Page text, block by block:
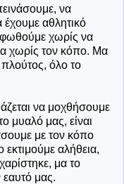
να
αθλητικό
χωρίς να
χωρίς τον κόπο. Μα
όλο το
να μοχθήσουμε
μυαλό μας, είναι
με τον κόπο
αλήθεια,
μα το
εαυτό μας.